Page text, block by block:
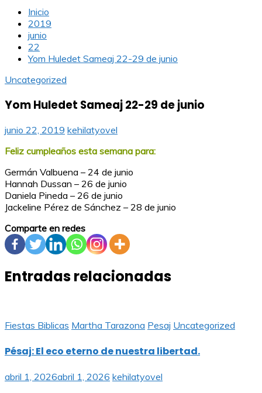
Inicio
2019
junio
22
Yom Huledet Sameaj 22-29 de junio
Uncategorized
Yom Huledet Sameaj 22-29 de junio
junio 22, 2019 kehilatyovel
Feliz cumpleaños esta semana para:
Germán Valbuena – 24 de junio
Hannah Dussan – 26 de junio
Daniela Pineda – 26 de junio
Jackeline Pérez de Sánchez – 28 de junio
Comparte en redes
Entradas relacionadas
Fiestas Biblicas Martha Tarazona Pesaj Uncategorized
Pésaj: El eco eterno de nuestra libertad.
abril 1, 2026abril 1, 2026 kehilatyovel